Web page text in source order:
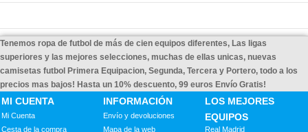
Tenemos ropa de futbol de más de cien equipos diferentes, Las ligas
superiores y las mejores selecciones, muchas de ellas unicas, nuevas
camisetas futbol Primera Equipacion, Segunda, Tercera y Portero, todo a los
precios mas bajos! Hasta un 10% descuento, 99 euros Envío Gratis!
MI CUENTA
Mi Cuenta
Cesta de la compra
INFORMACIÓN
Envío y devoluciones
Mapa de la web
LOS MEJORES
EQUIPOS
Real Madrid